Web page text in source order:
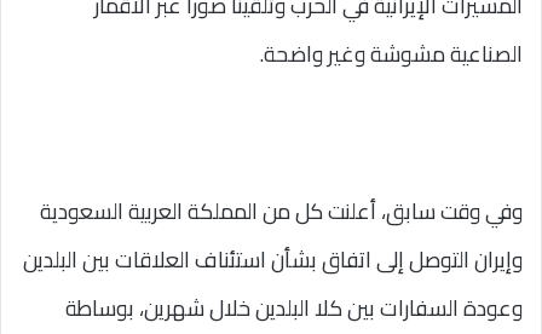
الصناعية مشوشة وغير واضحة.
وفي وقت سابق، أعلنت كل من المملكة العربية السعودية
وإيران التوصل إلى اتفاق بشأن استئناف العلاقات بين البلدين
وعودة السفارات بين كلا البلدين خلال شهرين، بوساطة